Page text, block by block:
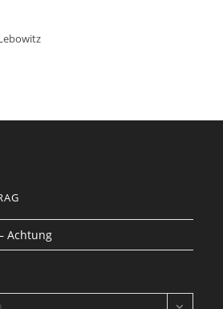
Achtung